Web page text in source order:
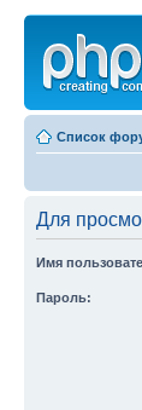
Список
Для
Имя
Пароль: